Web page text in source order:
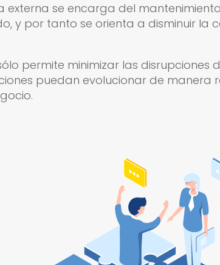
externa se encarga del
y por tanto se orienta a disminuir la
permite minimizar las disrupciones
puedan evolucionar de manera